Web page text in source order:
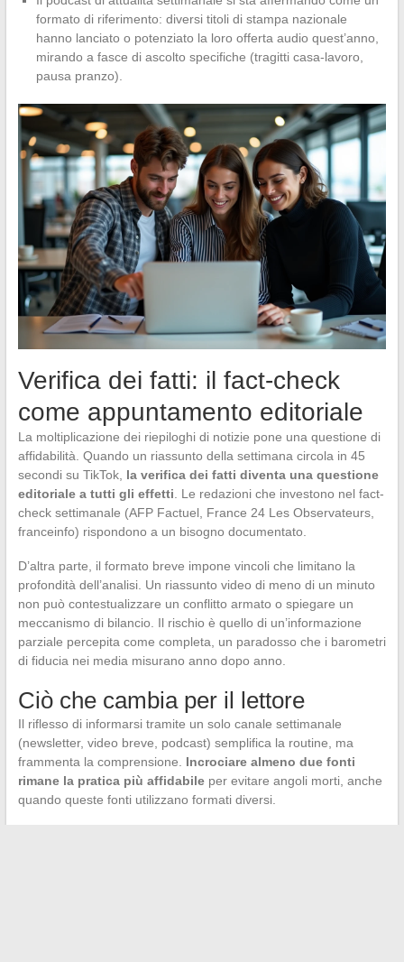
formato di riferimento: diversi titoli di stampa nazionale
hanno lanciato o potenziato la loro offerta audio quest’anno,
mirando a fasce di ascolto specifiche (tragitti casa-lavoro,
pausa pranzo).
Verifica dei fatti: il fact-check
come appuntamento editoriale
La moltiplicazione dei riepiloghi di notizie pone una questione di
affidabilità. Quando un riassunto della settimana circola in 45
secondi su TikTok, la verifica dei fatti diventa una questione
editoriale a tutti gli effetti. Le redazioni che investono nel fact-
check settimanale (AFP Factuel, France 24 Les Observateurs,
franceinfo) rispondono a un bisogno documentato.
D’altra parte, il formato breve impone vincoli che limitano la
profondità dell’analisi. Un riassunto video di meno di un minuto
non può contestualizzare un conflitto armato o spiegare un
meccanismo di bilancio. Il rischio è quello di un’informazione
parziale percepita come completa, un paradosso che i barometri
di fiducia nei media misurano anno dopo anno.
Ciò che cambia per il lettore
Il riflesso di informarsi tramite un solo canale settimanale
(newsletter, video breve, podcast) semplifica la routine, ma
frammenta la comprensione. Incrociare almeno due fonti
rimane la pratica più affidabileper evitare angoli morti, anche
quando queste fonti utilizzano formati diversi.